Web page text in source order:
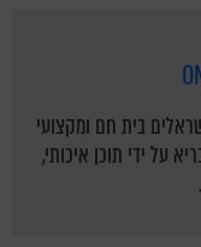
בית חם ומקצועי
על ידי תוכן איכותי,